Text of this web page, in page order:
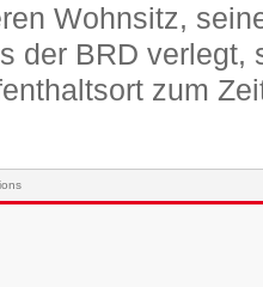
Wohnsitz,
der BRD verlegt,
zum